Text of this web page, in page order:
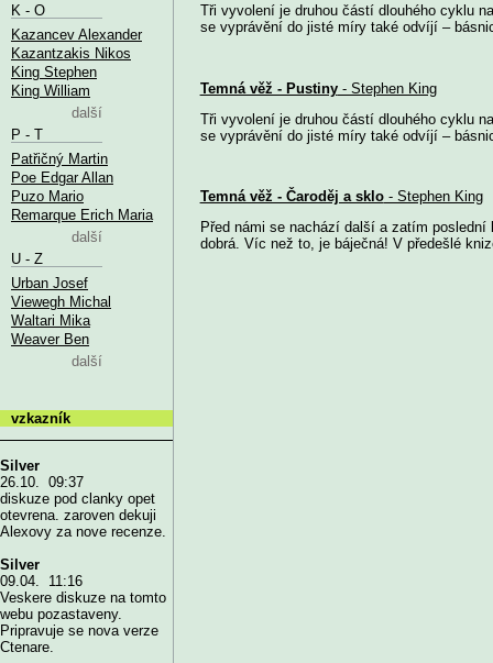
Tři vyvolení je druhou částí dlouhého cyklu
se vyprávění do jisté míry také odvíjí –
Temná věž - Pustiny- Stephen King
Tři vyvolení je druhou částí dlouhého cyklu
se vyprávění do jisté míry také odvíjí –
Temná věž - Čaroděj a sklo- Stephen King
Před námi se nachází další a zatím
dobrá. Víc než to, je báječná! V předešlé
K - O
Kazancev Alexander
Kazantzakis Nikos
King Stephen
King William
další
P - T
Patřičný Martin
Poe Edgar Allan
Puzo Mario
Remarque Erich Maria
další
U - Z
Urban Josef
Viewegh Michal
Waltari Mika
Weaver Ben
další
vzkazník
Silver
26.10. 09:37
diskuze pod clanky opet
otevrena. zaroven dekuji
Alexovy za nove recenze.
Silver
09.04. 11:16
Veskere diskuze na tomto
webu pozastaveny.
Pripravuje se nova verze
Ctenare.